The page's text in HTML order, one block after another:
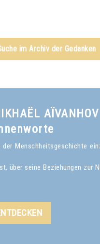
im Archiv der Gedanken
AÏVANHOV
Menschheitsgeschichte
seine Beziehungen